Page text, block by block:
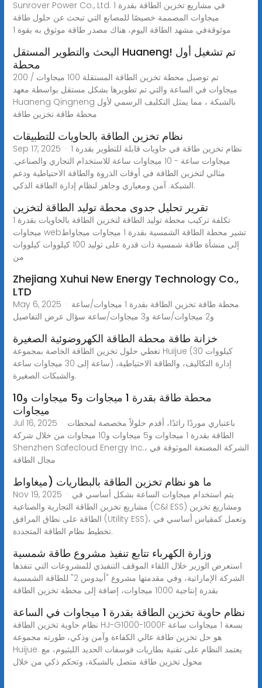
Sunrover Power Co., Ltd. في مشاريع تخزين الطاقة بقدرة 1
ميجاوات المصممة خصيصًا للمصانع التي تبحث عن حلول طاقة
موثوقةفي مشهد الطاقة اليوم، هناك مصدر طاقة موثوق به بقوة 1
البحث والتطوير المستقل Huaneng! تم تشغيل أول
محطة
تم توصيل محطة تخزين الطاقة المستقلة 100 ميجاوات / 200
ميجاوات في الساعة والتي تم تطويرها بشكل مستقل بواسطة معهد
Huaneng Qingneng بالشبكة ، مما يمثل التكليف الرسمي لأول
محطة طاقة تخزين طاقة
نظام تخزين الطاقة بالحاويات للتطبيقات
Sep 17, 2025 · نظام تخزين طاقة في حاويات قابلة للتطوير بقدرة 1
ميجاوات ساعة - 10 ميجاوات ساعة للاستخدام التجاري والصناعي.
مثالي لتخزين الطاقة في أوقات الذروة والطاقة الاحتياطية ودعم
الشبكة. آمن ومعياري وجاهز لنظام إدارة الطاقة الذكي.
تقرير تحليل جدوى محطة توليد الطاقة لتخزين
تكلفة تركيب محطة توليد الطاقة لتخزين الطاقة بالحاويات بقدرة 1
ميجاوات webتشير محطة الطاقة الشمسية بقدرة 1 ميجاوات ميجاواط
إلى منشأة طاقة شمسية ذات قدرة على توليد 100 كيلووات كيلووات
من
Zhejiang Xuhui New Energy Technology Co.,
LTD
May 6, 2025 · محطة طاقة تخزين الطاقة بقدرة 1 ميجاوات/ساعة
و2 ميجاوات/ساعة و3 ميجاوات/ساعة سؤال عرض التفاصيل
خزانة طاقة محطة الطاقة الكهروضوئية الصغيرة
تغطي حلول تخزين الطاقة الخاصة بمجموعة Huijue (30 كيلووات
ساعة إلى 30 ميجاوات ساعة) إدارة التكاليف، والطاقة الاحتياطية،
والشبكات الصغيرة.
محطة طاقة بقدرة 1 ميجاوات و5 ميجاوات و10
ميجاوات
Jul 16, 2025 · باعتباري موردًا رائدًا، أقدم حلولاً مخصصة لمحطات
الطاقة بقدرة 1 ميجاوات و5 ميجاوات و10 ميجاوات من خلال شركة
Shenzhen Safecloud Energy Inc.، الشركة المصنعة الموثوقة في
مجال الطاقة
ما هو نظام تخزين الطاقة بالبطاريات (ميغاواط
Nov 19, 2025 · يتم استخدام ميجاوات الساعة بشكل أساسي في
مشاريع تخزين الطاقة التجارية والصناعية (C&I ESS) ومشاريع تخزين
الطاقة على نطاق المرافق (Utility ESS)، وتعمل كمقياس أساسي في
تخطيط نظام الطاقة المتجددة.
وزارة الكهرباء تتابع تنفيذ مشروع طاقة شمسية
استعرض الوزير خلال اللقاء الموقف التنفيذي للمشروعات التي تنفذها
الشركة الإماراتية، وفي مقدمتها مشروع "أبيدوس 2" للطاقة الشمسية
بقدرة إنتاجية 1000 ميجاوات، إضافة إلى محطة تخزين الطاقة
نظام حاوية تخزين الطاقة بقدرة 1 ميجاوات في الساعة
نظام حاوية تخزين الطاقة HJ-G1000-1000F بسعة 1 ميجاوات ساعة
هو حل تخزين طاقة عالي الكفاءة وآمن وذكي، طورته مجموعة
Huijue. يعتمد النظام على تقنية بطاريات فوسفات الحديد الليثيوم، مع
محول تخزين طاقة متصل بالشبكة، وتحكم ذكي من خلال